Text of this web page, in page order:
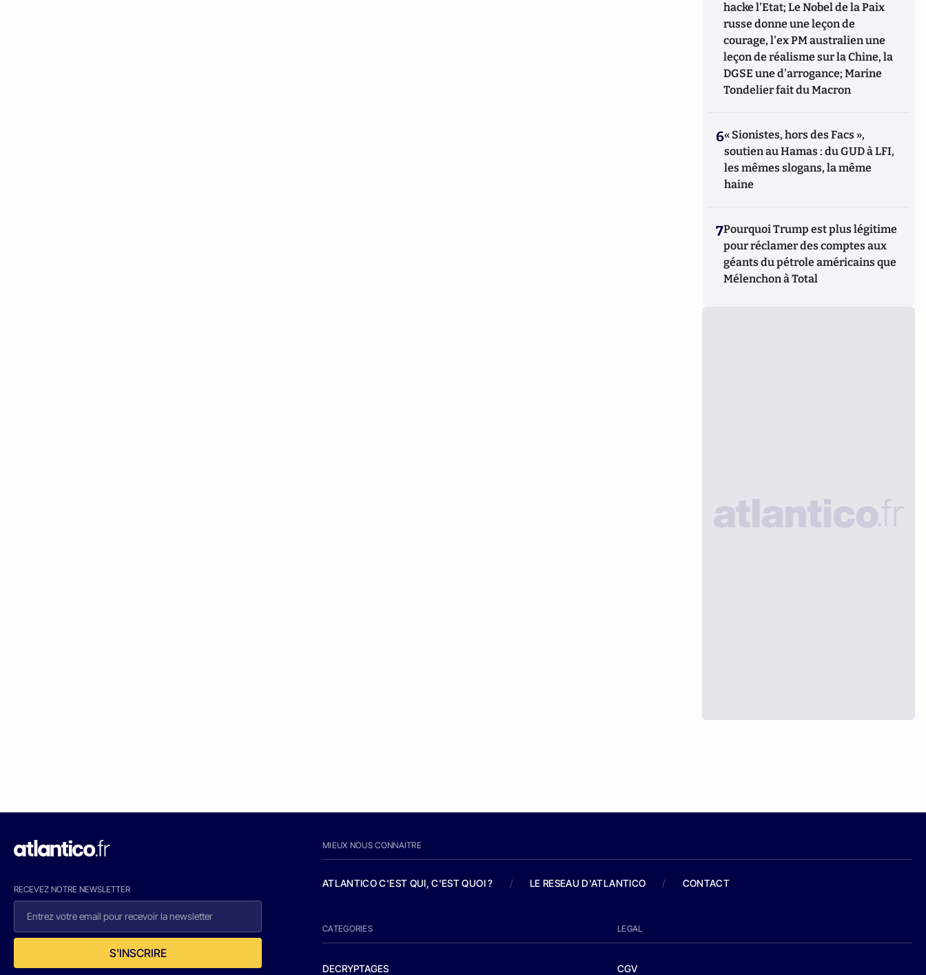
hacke l'Etat; Le Nobel de la Paix
russe donne une leçon de
courage, l'ex PM australien une
leçon de réalisme sur la Chine, la
DGSE une d'arrogance; Marine
Tondelier fait du Macron
6« Sionistes, hors des Facs »,
soutien au Hamas : du GUD à LFI,
les mêmes slogans, la même
haine
7Pourquoi Trump est plus légitime
pour réclamer des comptes aux
géants du pétrole américains que
Mélenchon à Total
RECEVEZ NOTRE NEWSLETTER
S'INSCRIRE
MIEUX NOUS CONNAITRE
ATLANTICO C'EST QUI, C'EST QUOI ? / LE RESEAU D'ATLANTICO / CONTACT
CATEGORIES
DECRYPTAGES
LEGAL
CGV